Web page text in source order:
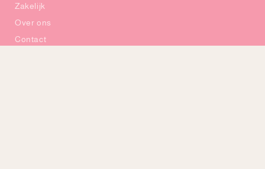
Zakelijk
Over ons
Contact